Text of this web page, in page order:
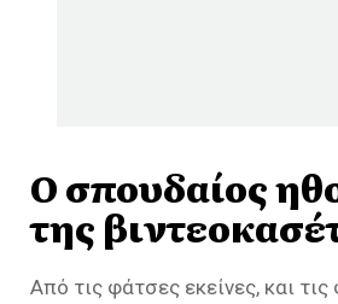
Ο σπουδαίος
της
Από τις φάτσες εκείνες, και